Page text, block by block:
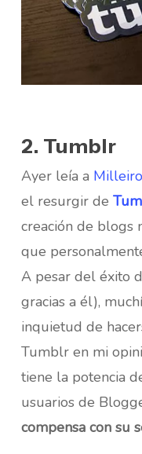
2. Tumblr
Ayer leía a Milleiro
el resurgir de
creación de blogs
que
A pesar del éxito
gracias a él),
inquietud de
Tumblr en mi
tiene la potencia
usuarios de
compensa con su